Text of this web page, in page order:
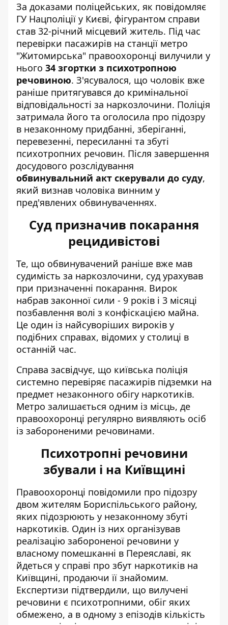
За доказами поліцейських, як повідомляє
ГУ Нацполіції у Києві, фігурантом справи
став 32-річний місцевий житель. Під час
перевірки пасажирів на станції метро
"Житомирська" правоохоронці вилучили у
нього 34 згортки з психотропною
речовиною. З'ясувалося, що чоловік вже
раніше притягувався до кримінальної
відповідальності за наркозлочини. Поліція
затримала його та оголосила про підозру
в незаконному придбанні, зберіганні,
перевезенні, пересиланні та збуті
психотропних речовин. Після завершення
досудового розслідування
обвинувальний акт скерували до суду,
який визнав чоловіка винним у
пред'явлених обвинуваченнях.
Суд призначив покарання
рецидивістові
Те, що обвинувачений раніше вже мав
судимість за наркозлочини, суд урахував
при призначенні покарання. Вирок
набрав законної сили - 9 років і 3 місяці
позбавлення волі з конфіскацією майна.
Це один із найсуворіших вироків у
подібних справах, відомих у столиці в
останній час.
Справа засвідчує, що київська поліція
системно перевіряє пасажирів підземки на
предмет незаконного обігу наркотиків.
Метро залишається одним із місць, де
правоохоронці регулярно виявляють осіб
із забороненими речовинами.
Психотропні речовини
збували і на Київщині
Правоохоронці повідомили про підозру
двом жителям Бориспільського району,
яких підозрюють у незаконному збуті
наркотиків. Один із них організував
реалізацію забороненої речовини у
власному помешканні в Переяславі, як
йдеться у справі про збут наркотиків на
Київщині, продаючи її знайомим.
Експертизи підтвердили, що вилучені
речовини є психотропними, обіг яких
обмежено, а в одному з епізодів кількість